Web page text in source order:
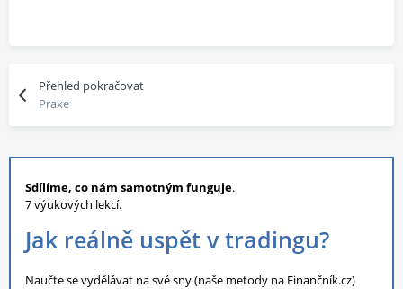
Přehled pokračovat
Praxe
Sdílíme, co nám samotným funguje.
7 výukových lekcí.
Jak reálně uspět v tradingu?
Naučte se vydělávat na své sny (naše metody na Finančník.cz)